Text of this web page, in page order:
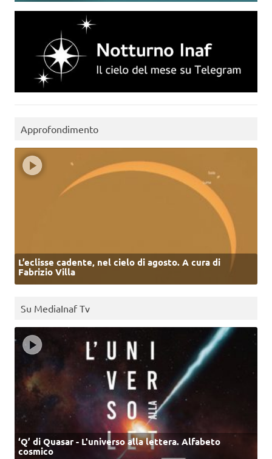
Approfondimento
L’eclisse cadente, nel cielo di agosto. A cura di
Fabrizio Villa
Su MediaInaf Tv
‘Q’ di Quasar - L'universo alla lettera. Alfabeto
cosmico